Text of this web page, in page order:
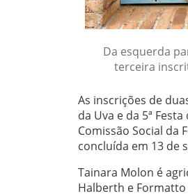
Da esquerda
terceira
As inscrições de
da Uva e da 5ª
Comissão Social da
concluída em 13 de
Tainara Molon é
Halberth e Formatto